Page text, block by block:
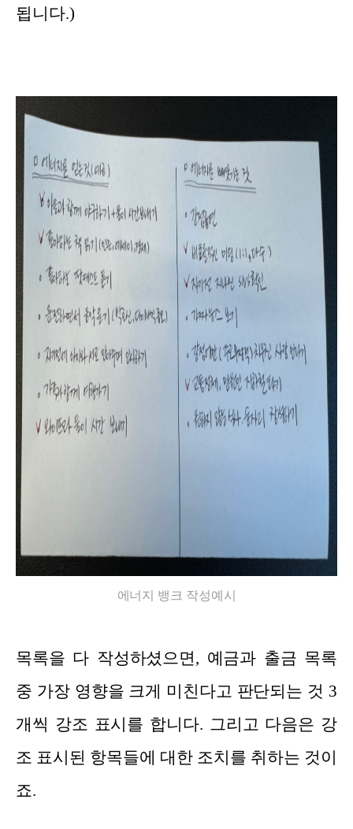
됩니다.)
에너지 뱅크 작성예시
목록을 다 작성하셨으면, 예금과 출금 목록
중 가장 영향을 크게 미친다고 판단되는 것 3
개씩 강조 표시를 합니다. 그리고 다음은 강
조 표시된 항목들에 대한 조치를 취하는 것이
죠.